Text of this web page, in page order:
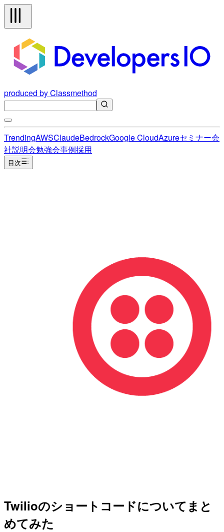
produced by Classmethod
TrendingAWSClaudeBedrockGoogle CloudAzureセミナー会
社説明会勉強会事例採用
目次
Twilioのショートコードについてまと
めてみた